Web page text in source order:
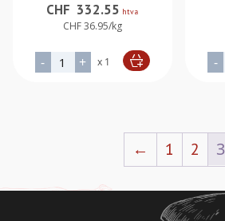
CHF 332.55 htva
CHF 36.95/kg
- quantité de Entrecôte de Cheval
+ x 1
Alternative: -
← 1 2 3